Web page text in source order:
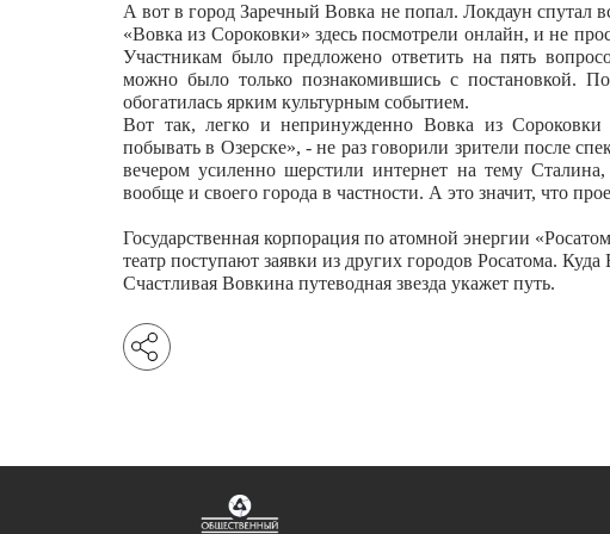
А вот в город Заречный Вовка не попал. Локдаун спутал
«Вовка из Сороковки» здесь посмотрели онлайн, и не
Участникам было предложено ответить на пять
можно было только познакомившись с постановкой.
обогатилась ярким культурным событием.
Вот так, легко и непринужденно Вовка из Сороковки
побывать в Озерске», - не раз говорили зрители после
вечером усиленно шерстили интернет на тему
вообще и своего города в частности. А это значит, что
Государственная корпорация по атомной энергии
театр поступают заявки из других городов Росатома.
Счастливая Вовкина путеводная звезда укажет путь.